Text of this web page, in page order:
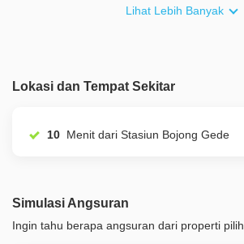
Lainnya
Lihat Lebih Banyak
Lokasi dan Tempat Sekitar
10 Menit dari Stasiun Bojong Gede
Simulasi Angsuran
Ingin tahu berapa angsuran dari properti